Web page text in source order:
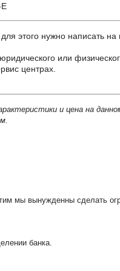
этого нужно написать на
или
центрах.
и цена на
мы вынужденны сделать
банка.